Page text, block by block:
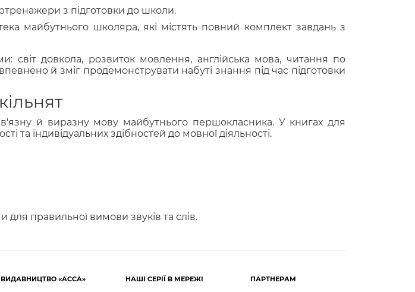
з підготовки до школи.
майбутнього школяра, які містять повний комплект завдань з
світ довкола, розвиток мовлення, англійська мова, читання по
й зміг продемонструвати набуті знання під час підготовки
й виразну мову майбутнього першокласника. У книгах для
та індивідуальних здібностей до мовної діяльності.
правильної вимови звуків та слів.
ВИДАВНИЦТВО «АССА» НАШІ СЕРІЇ В МЕРЕЖІ ПАРТНЕРАМ